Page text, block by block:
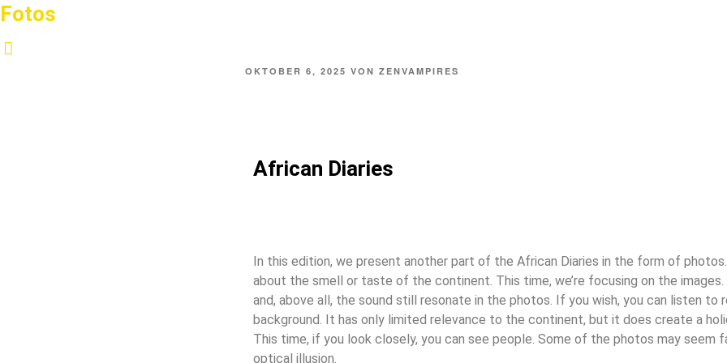
Fotos
OKTOBER 6, 2025 VON ZENVAMPIRES
African Diaries
In this edition, we present another part of the African Diaries in the form of
about the smell or taste of the continent. This time, we’re focusing on the
and, above all, the sound still resonate in the photos. If you wish, you can listen to
background. It has only limited relevance to the continent, but it does create a
This time, if you look closely, you can see people. Some of the photos may seem
optical illusion.